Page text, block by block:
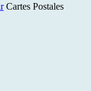
Cartes Postales